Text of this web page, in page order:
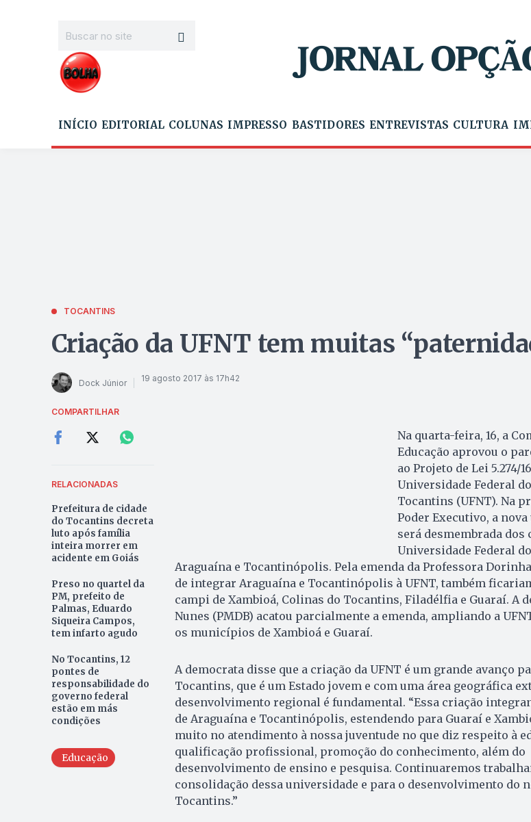
INÍCIO EDITORIAL COLUNAS IMPRESSO BASTIDORES ENTREVISTAS CULTURA
TOCANTINS
Criação da UFNT tem muitas
Dock Júnior 19 agosto 2017 às 17h42
COMPARTILHAR
RELACIONADAS
Prefeitura de cidade
do Tocantins decreta
luto após família
inteira morrer em
acidente em Goiás
Preso no quartel da
PM, prefeito de
Palmas, Eduardo
Siqueira Campos,
tem infarto agudo
No Tocantins, 12
pontes de
responsabilidade do
governo federal
estão em más
condições
Educação
Na quarta-feira, 16, a
Educação aprovou o
ao Projeto de Lei 5.274/
Universidade Federal
Tocantins (UFNT). Na
Poder Executivo, a
será desmembrada dos
Universidade Federal
Araguaína e Tocantinópolis. Pela emenda da Professora
de integrar Araguaína e Tocantinópolis à UFNT, também
campi de Xambioá, Colinas do Tocantins, Filadélfia e Guaraí. A
Nunes (PMDB) acatou parcialmente a emenda, ampliando a
os municípios de Xambioá e Guaraí.
A democrata disse que a criação da UFNT é um grande avanço
Tocantins, que é um Estado jovem e com uma área geográfica
desenvolvimento regional é fundamental. “Essa criação
de Araguaína e Tocantinópolis, estendendo para Guaraí e
muito no atendimento à nossa juventude no que diz respeito à
qualificação profissional, promoção do conhecimento, além do
desenvolvimento de ensino e pesquisa. Continuaremos
consolidação dessa universidade e para o desenvolvimento do
Tocantins.”